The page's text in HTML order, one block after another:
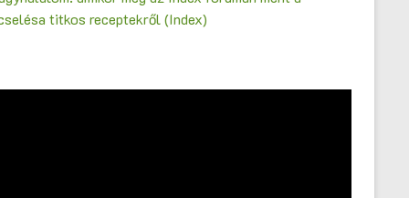
titkos receptekről (Index)